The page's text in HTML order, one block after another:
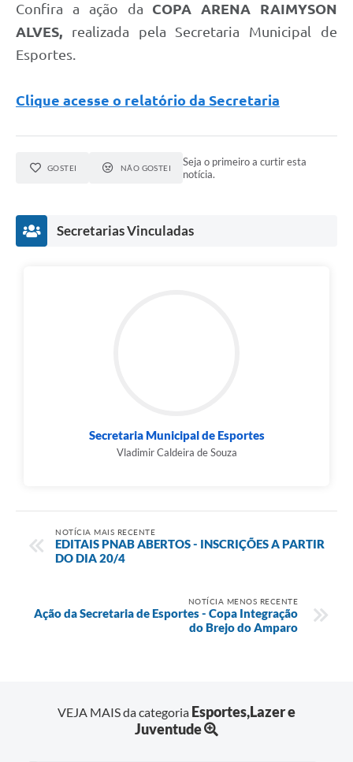
Arquivos para Download
Diário Oficial
Fotos - Eventos Oficiais
Confira a ação da COPA ARENA RAIMYSON
ALVES, realizada pela Secretaria Municipal de
Esportes.
Clique acesse o relatório da Secretaria
GOSTEI NÃO GOSTEI
Seja o primeiro a curtir esta
notícia.
Secretarias Vinculadas
Secretaria Municipal de Esportes
Vladimir Caldeira de Souza
NOTÍCIA MAIS RECENTE
EDITAIS PNAB ABERTOS - INSCRIÇÕES A PARTIR
DO DIA 20/4
NOTÍCIA MENOS RECENTE
Ação da Secretaria de Esportes - Copa Integração
do Brejo do Amparo
VEJA MAIS da categoria Esportes,Lazer e
Juventude